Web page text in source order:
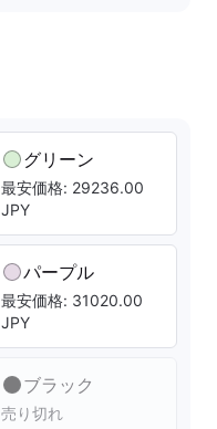
グリーン
最安価格: 29236.00
JPY
パープル
最安価格: 31020.00
JPY
ブラック
売り切れ